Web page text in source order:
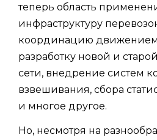
теперь область
инфраструктуру
координацию
разработку новой и
сети, внедрение систем
взвешивания, сбора
и многое другое.
Но, несмотря на